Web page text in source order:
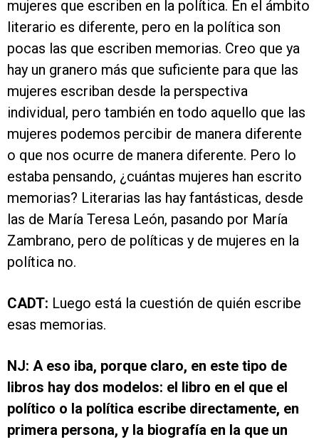
mujeres que escriben en la política. En el ámbito
literario es diferente, pero en la política son
pocas las que escriben memorias. Creo que ya
hay un granero más que suficiente para que las
mujeres escriban desde la perspectiva
individual, pero también en todo aquello que las
mujeres podemos percibir de manera diferente
o que nos ocurre de manera diferente. Pero lo
estaba pensando, ¿cuántas mujeres han escrito
memorias? Literarias las hay fantásticas, desde
las de María Teresa León, pasando por María
Zambrano, pero de políticas y de mujeres en la
política no.
CADT: Luego está la cuestión de quién escribe
esas memorias.
NJ: A eso iba, porque claro, en este tipo de
libros hay dos modelos: el libro en el que el
político o la política escribe directamente, en
primera persona, y la biografía en la que un